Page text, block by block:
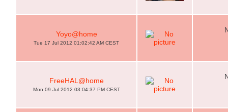
Yoyo@home
Tue 17 Jul 2012 01:02:42 AM CEST
FreeHAL@home
Mon 09 Jul 2012 03:04:37 PM CEST